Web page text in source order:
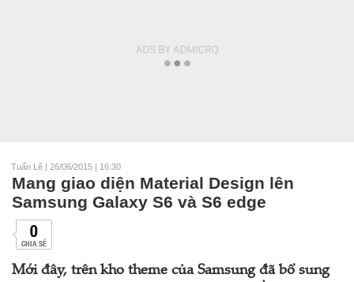
Tuấn Lê | 26/06/2015 | 16:30
Mang giao diện Material Design lên
Samsung Galaxy S6 và S6 edge
0
CHIA SẺ
Mới đây, trên kho theme của Samsung đã bổ sung